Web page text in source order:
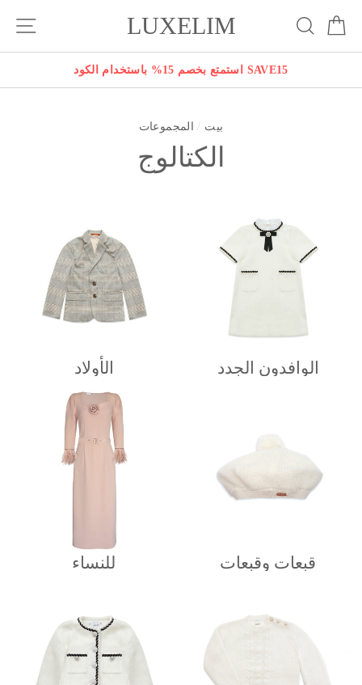
إلى
LUXELIM يبحث
استمتع بخصم 15% باستخدام الكود SAVE15
بيت / المجموعات
الكتالوج
الأولاد الوافدون الجدد
للنساء قبعات وقبعات